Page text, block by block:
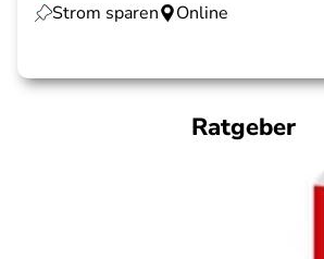
Strom sparen
Online
Ratgeber